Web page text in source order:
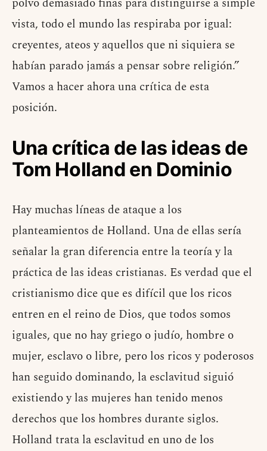
vista, todo el mundo las respiraba por igual:
creyentes, ateos y aquellos que ni siquiera se
habían parado jamás a pensar sobre religión.”
Vamos a hacer ahora una crítica de esta
posición.
Una crítica de las ideas de
Tom Holland en Dominio
Hay muchas líneas de ataque a los
planteamientos de Holland. Una de ellas sería
señalar la gran diferencia entre la teoría y la
práctica de las ideas cristianas. Es verdad que el
cristianismo dice que es difícil que los ricos
entren en el reino de Dios, que todos somos
iguales, que no hay griego o judío, hombre o
mujer, esclavo o libre, pero los ricos y poderosos
han seguido dominando, la esclavitud siguió
existiendo y las mujeres han tenido menos
derechos que los hombres durante siglos.
Holland trata la esclavitud en uno de los